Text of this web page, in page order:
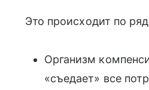
Это происходит по
Организм
«съедает» все